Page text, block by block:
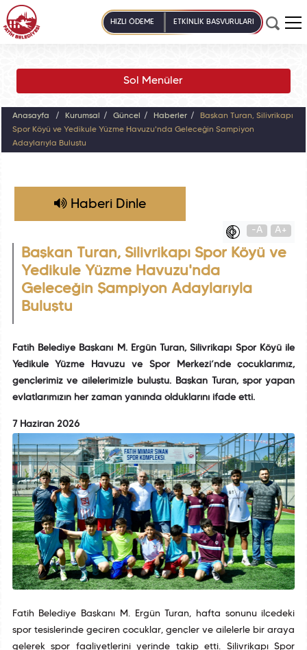
HIZLI ÖDEME ETKİNLİK BAŞVURULARI
Sol Menüler
Anasayfa Kurumsal Güncel Haberler
Başkan Turan, Silivrikapı
Spor Köyü ve Yedikule Yüzme Havuzu'nda Geleceğin Şampiyon
Adaylarıyla Buluştu
Haberi Dinle
-A A+
Başkan Turan, Silivrikapı Spor Köyü ve
Yedikule Yüzme Havuzu'nda
Geleceğin Şampiyon Adaylarıyla
Buluştu
Fatih Belediye Başkanı M. Ergün Turan, Silivrikapı Spor Köyü ile
Yedikule Yüzme Havuzu ve Spor Merkezi’nde çocuklarımız,
gençlerimiz ve ailelerimizle buluştu. Başkan Turan, spor yapan
evlatlarımızın her zaman yanında olduklarını ifade etti.
7 Haziran 2026
Fatih Belediye Başkanı M. Ergün Turan, hafta sonunu ilçedeki
spor tesislerinde geçiren çocuklar, gençler ve ailelerle bir araya
gelerek spor faaliyetlerini yerinde takip etti. Silivrikapı Spor